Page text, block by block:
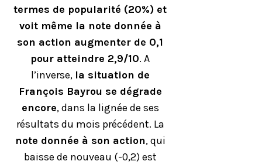
termes de popularité (20%) et
voit même la note donnée à
son action augmenter de 0,1
pour atteindre 2,9/10. A
l’inverse, la situation de
François Bayrou se dégrade
encore, dans la lignée de ses
résultats du mois précédent. La
note donnée à son action, qui
baisse de nouveau (-0,2) est